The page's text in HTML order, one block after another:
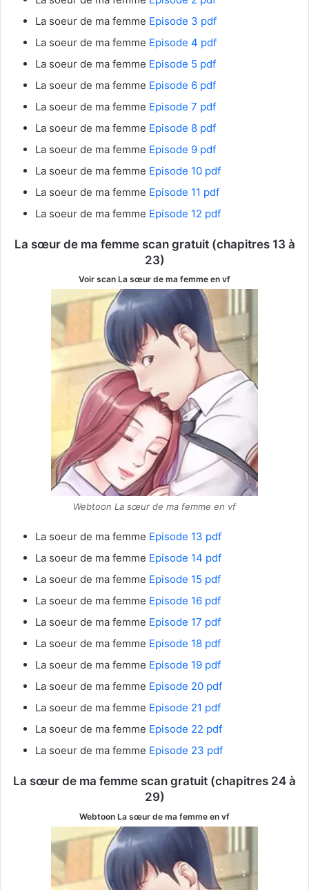
La soeur de ma femme Episode 3 pdf
La soeur de ma femme Episode 4 pdf
La soeur de ma femme Episode 5 pdf
La soeur de ma femme Episode 6 pdf
La soeur de ma femme Episode 7 pdf
La soeur de ma femme Episode 8 pdf
La soeur de ma femme Episode 9 pdf
La soeur de ma femme Episode 10 pdf
La soeur de ma femme Episode 11 pdf
La soeur de ma femme Episode 12 pdf
La sœur de ma femmescan gratuit (chapitres 13 à
23)
Voir scan La sœur de ma femme en vf
Webtoon La sœur de ma femme en vf
La soeur de ma femme Episode 13 pdf
La soeur de ma femme Episode 14 pdf
La soeur de ma femme Episode 15 pdf
La soeur de ma femme Episode 16 pdf
La soeur de ma femme Episode 17 pdf
La soeur de ma femme Episode 18 pdf
La soeur de ma femme Episode 19 pdf
La soeur de ma femme Episode 20 pdf
La soeur de ma femme Episode 21 pdf
La soeur de ma femme Episode 22 pdf
La soeur de ma femme Episode 23 pdf
La sœur de ma femme scan gratuit (chapitres 24 à
29)
Webtoon La sœur de ma femme en vf